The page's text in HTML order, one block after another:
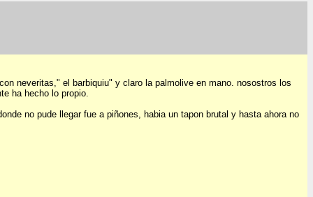
neveritas," el barbiquiu" y claro la palmolive en mano. nosostros los
ha hecho lo propio.
no pude llegar fue a piñones, habia un tapon brutal y hasta ahora no